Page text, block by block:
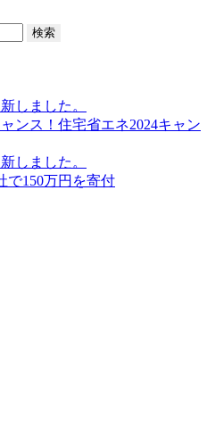
しました。
ンス！住宅省エネ2024キャン
しました。
で150万円を寄付